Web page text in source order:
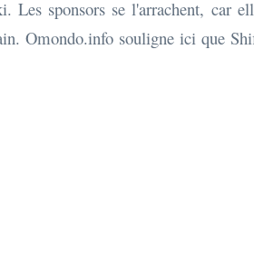
sponsors se l'arrachent, car
Omondo.info souligne ici que